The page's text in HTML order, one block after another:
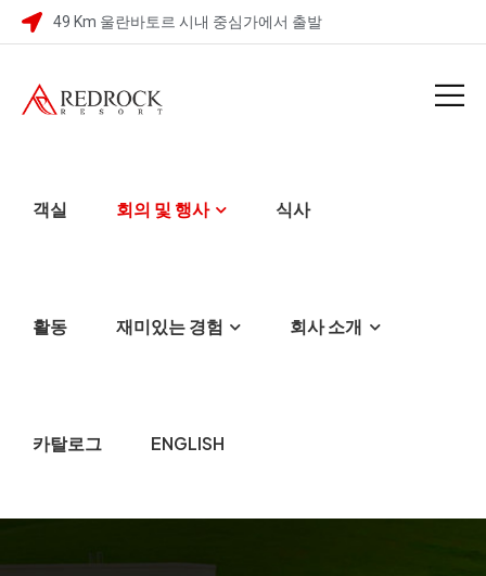
49 Km 울란바토르 시내 중심가에서 출발
객실 회의 및 행사 식사
활동 재미있는 경험 회사 소개
카탈로그 ENGLISH